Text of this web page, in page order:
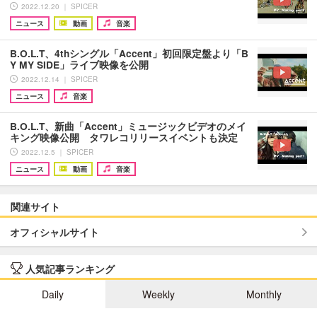
2022.12.20 ｜ SPICER
ニュース
動画 音楽
B.O.L.T、4thシングル「Accent」初回限定盤より「B
Y MY SIDE」ライブ映像を公開
2022.12.14 ｜ SPICER
ニュース
音楽
B.O.L.T、新曲「Accent」ミュージックビデオのメイ
キング映像公開 タワレコリリースイベントも決定
2022.12.5 ｜ SPICER
ニュース
動画 音楽
関連サイト
オフィシャルサイト
人気記事ランキング
Daily
Weekly Monthly